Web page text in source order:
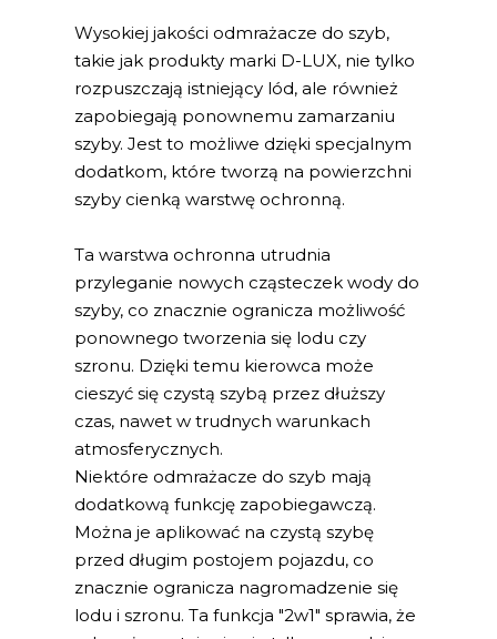
Wysokiej jakości odmrażacze do szyb,
takie jak produkty marki D-LUX, nie tylko
rozpuszczają istniejący lód, ale również
zapobiegają ponownemu zamarzaniu
szyby. Jest to możliwe dzięki specjalnym
dodatkom, które tworzą na powierzchni
szyby cienką warstwę ochronną.
Ta warstwa ochronna utrudnia
przyleganie nowych cząsteczek wody do
szyby, co znacznie ogranicza możliwość
ponownego tworzenia się lodu czy
szronu. Dzięki temu kierowca może
cieszyć się czystą szybą przez dłuższy
czas, nawet w trudnych warunkach
atmosferycznych.
Niektóre odmrażacze do szyb mają
dodatkową funkcję zapobiegawczą.
Można je aplikować na czystą szybę
przed długim postojem pojazdu, co
znacznie ogranicza nagromadzenie się
lodu i szronu. Ta funkcja "2w1" sprawia, że